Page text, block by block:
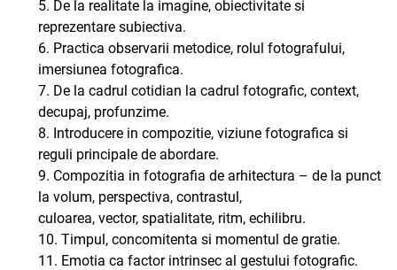
5. De la realitate la imagine, obiectivitate si
reprezentare subiectiva.
6. Practica observarii metodice, rolul fotografului,
imersiunea fotografica.
7. De la cadrul cotidian la cadrul fotografic, context,
decupaj, profunzime.
8. Introducere in compozitie, viziune fotografica si
reguli principale de abordare.
9. Compozitia in fotografia de arhitectura – de la punct
la volum, perspectiva, contrastul,
culoarea, vector, spatialitate, ritm, echilibru.
10. Timpul, concomitenta si momentul de gratie.
11. Emotia ca factor intrinsec al gestului fotografic.